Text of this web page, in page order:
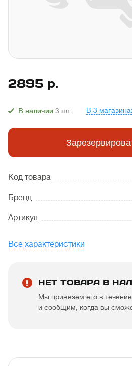
2895 р.
В наличии 3 шт. В 3
Код товара
Бренд
Артикул
Все характеристики
НЕТ ТОВАРА В
Мы привезем его в
и сообщим, когда вы